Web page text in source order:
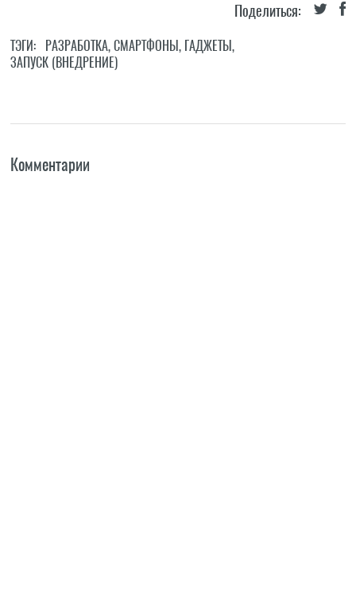
Поделиться:
ТЭГИ: РАЗРАБОТКА,СМАРТФОНЫ, ГАДЖЕТЫ,
ЗАПУСК (ВНЕДРЕНИЕ)
Комментарии